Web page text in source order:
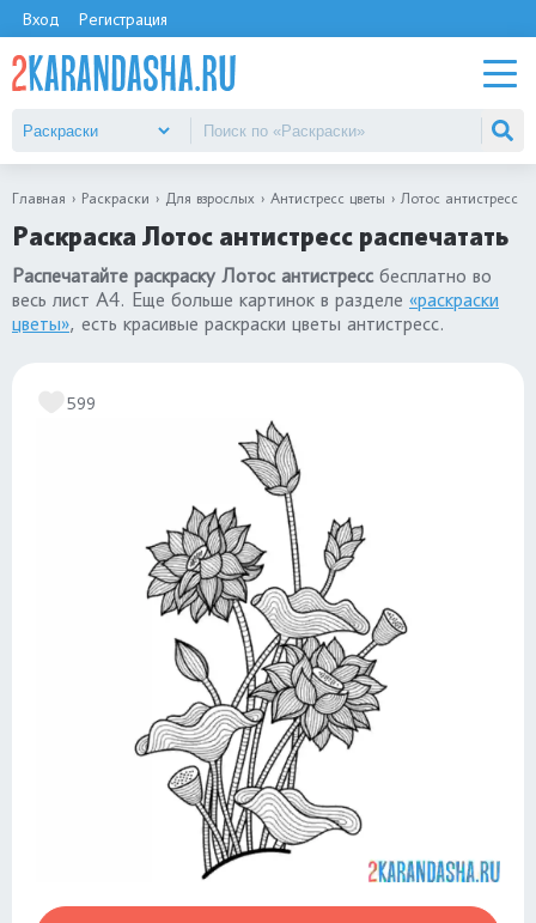
Вход Регистрация
Главная Раскраски Для взрослых Антистресс цветы Лотос антистресс
Раскраска Лотос антистресс распечатать
Распечатайте раскраску Лотос антистрессбесплатно во
весь лист А4. Еще больше картинок в разделе «раскраски
цветы», есть красивые раскраски цветы антистресс.
599